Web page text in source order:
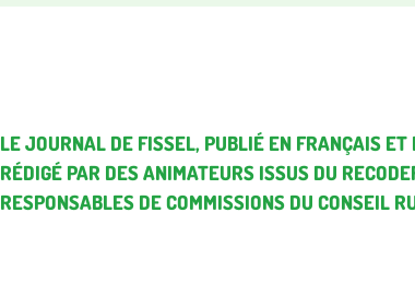
LE JOURNAL DE FISSEL, PUBLIÉ EN FRANÇAIS
RÉDIGÉ PAR DES ANIMATEURS ISSUS DU
RESPONSABLES DE COMMISSIONS DU CONSEIL